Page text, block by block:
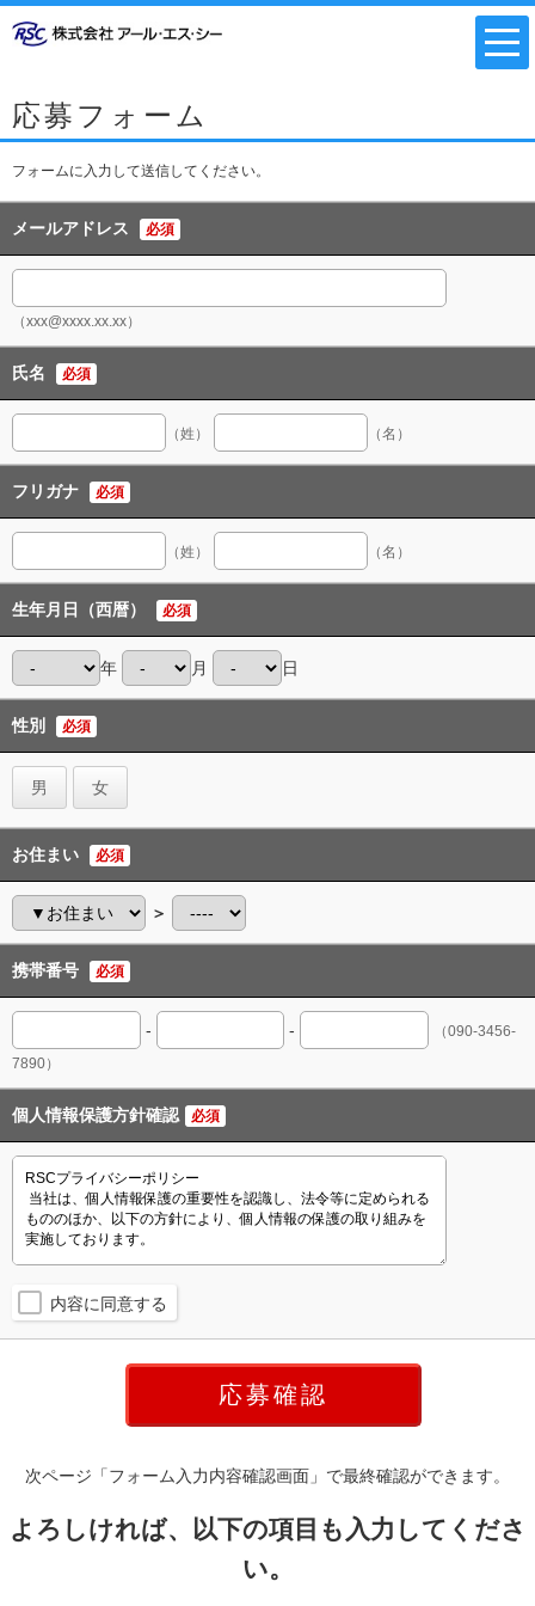
応募フォーム
フォームに入力して送信してください。
メールアドレス 必須
（xxx@xxxx.xx.xx）
氏名 必須
（姓） （名）
フリガナ 必須
（姓） （名）
生年月日（西暦） 必須
年 月 日
性別 必須
男 女
お住まい 必須
＞
携帯番号 必須
- -
（090-3456-
7890）
個人情報保護方針確認 必須
内容に同意する
次ページ「フォーム入力内容確認画面」で最終確認ができます。
よろしければ、以下の項目も入力してくださ
い。